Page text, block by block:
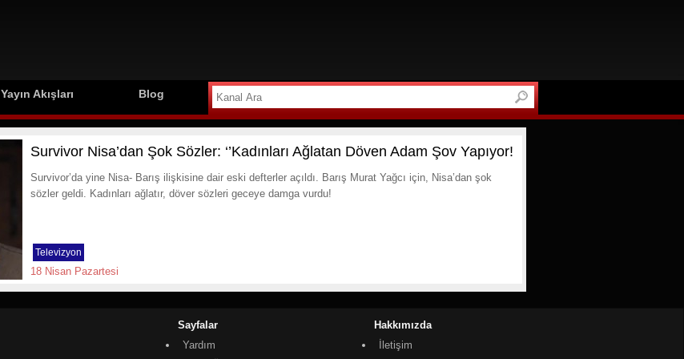
Yayın Akışları Blog
Survivor Nisa’dan Şok Sözler: ‘’Kadınları Ağlatan Döven Adam Şov Yapıyor!
Survivor’da yine Nisa- Barış ilişkisine dair eski defterler açıldı. Barış Murat Yağcı için, Nisa’dan şok
sözler geldi. Kadınları ağlatır, döver sözleri geceye damga vurdu!
Televizyon
18 Nisan Pazartesi
Sayfalar
Yardım
Hakkımızda
İletişim